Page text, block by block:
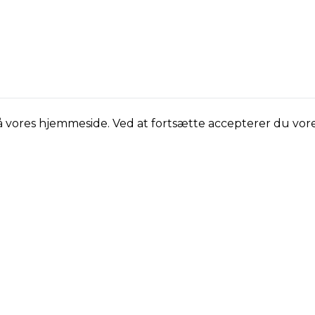
hjemmeside. Ved at fortsætte accepterer du